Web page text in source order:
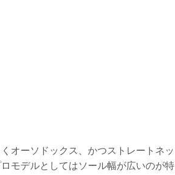
オーソドックス、かつストレートネッ
モデルとしてはソール幅が広いのが特